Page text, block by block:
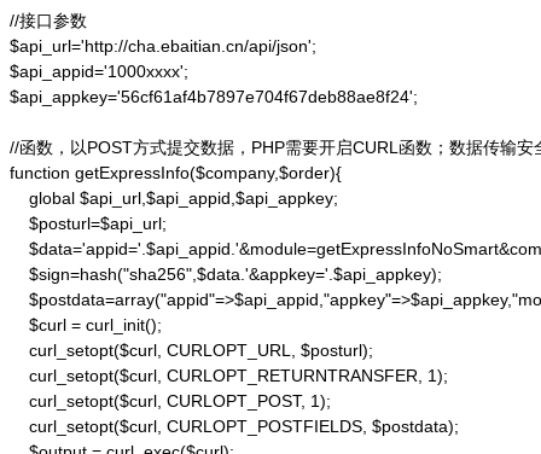
//接口参数
$api_url='http://cha.ebaitian.cn/api/json';
$api_appid='1000xxxx';
$api_appkey='56cf61af4b7897e704f67deb88ae8f24';
//函数，以POST方式提交数据，PHP需要开启CURL函数；数据传输安
function getExpressInfo($company,$order){
    global $api_url,$api_appid,$api_appkey;
    $posturl=$api_url;
    $sign=hash("sha256",$data.'&appkey='.$api_appkey);
    $curl = curl_init();
    curl_setopt($curl, CURLOPT_URL, $posturl);
    curl_setopt($curl, CURLOPT_RETURNTRANSFER, 1);
    curl_setopt($curl, CURLOPT_POST, 1);
    curl_setopt($curl, CURLOPT_POSTFIELDS, $postdata);